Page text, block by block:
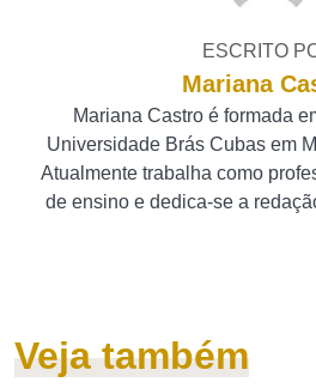
ESCRITO
Mariana
Mariana Castro é formada
Universidade Brás Cubas em
Atualmente trabalha como
de ensino e dedica-se a
Veja também